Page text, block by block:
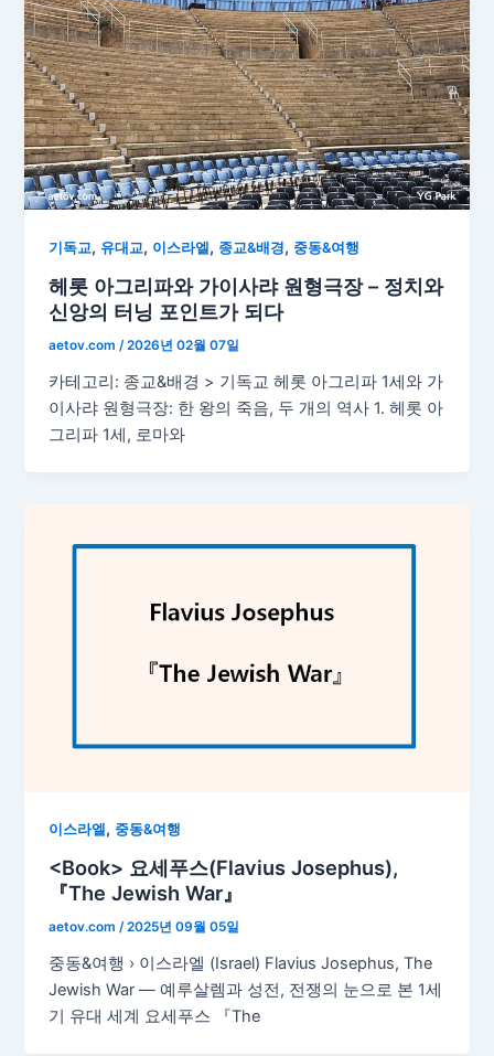
기독교, 유대교, 이스라엘, 종교&배경, 중동&여행
헤롯 아그리파와 가이사랴 원형극장 – 정치와
신앙의 터닝 포인트가 되다
aetov.com/2026년 02월 07일
카테고리: 종교&배경 > 기독교 헤롯 아그리파 1세와 가
이사랴 원형극장: 한 왕의 죽음, 두 개의 역사 1. 헤롯 아
그리파 1세, 로마와
이스라엘, 중동&여행
<Book> 요세푸스(Flavius Josephus),
『The Jewish War』
aetov.com/2025년 09월 05일
중동&여행 › 이스라엘 (Israel) Flavius Josephus, The
Jewish War — 예루살렘과 성전, 전쟁의 눈으로 본 1세
기 유대 세계 요세푸스 『The